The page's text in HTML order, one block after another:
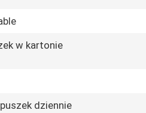
w kartonie
dziennie